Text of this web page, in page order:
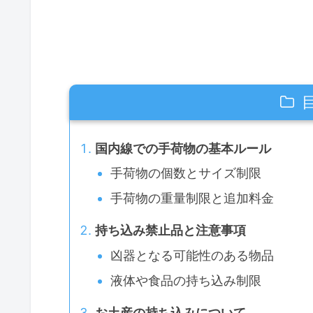
国内線での手荷物の基本ルール
手荷物の個数とサイズ制限
手荷物の重量制限と追加料金
持ち込み禁止品と注意事項
凶器となる可能性のある物品
液体や食品の持ち込み制限